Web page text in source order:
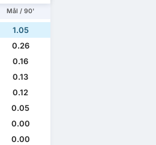
Mål / 90'
1.05
0.26
0.16
0.13
0.12
0.05
0.00
0.00